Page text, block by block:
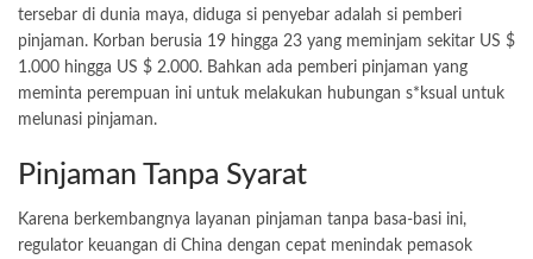
tersebar di dunia maya, diduga si penyebar adalah si pemberi
pinjaman. Korban berusia 19 hingga 23 yang meminjam sekitar US $
1.000 hingga US $ 2.000. Bahkan ada pemberi pinjaman yang
meminta perempuan ini untuk melakukan hubungan s*ksual untuk
melunasi pinjaman.
Pinjaman Tanpa Syarat
Karena berkembangnya layanan pinjaman tanpa basa-basi ini,
regulator keuangan di China dengan cepat menindak pemasok